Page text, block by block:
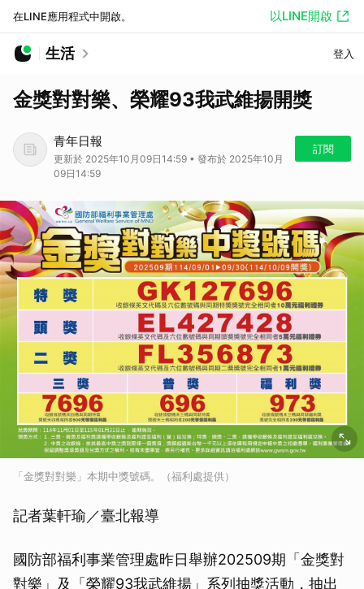
在LINE應用程式中開啟。 以LINE開啟
生活 登入
金獎對對樂、榮耀93我武維揚開獎
青年日報
更新於 2025年10月09日14:59 • 發布於 2025年10月
09日14:59
訂閱
「金獎對對樂」本期中獎號碼。（福利處提供）
記者葉軒瑜／臺北報導
國防部福利事業管理處昨日舉辦202509期「金獎對
對樂」及「榮耀93我武維揚」系列抽獎活動，抽出